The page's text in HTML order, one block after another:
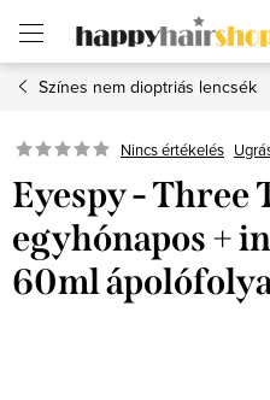
fő
tartalomhoz
Színes nem dioptriás lencsék
Nincs értékelés
Eyespy - Three
egyhónapos +
60ml